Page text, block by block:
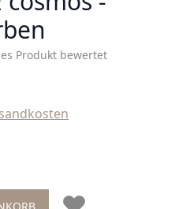
Produkt bewertet